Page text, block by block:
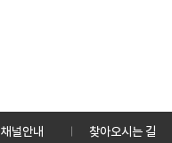
채널안내 찾아오시는 길